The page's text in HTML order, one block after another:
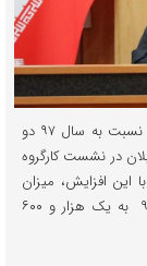
میزان سرمایه‌گذاری صنعتی در استان گیلان در سال ۹۸ نسبت به سال ۹۷ دو
در نشست کارگروه
این افزایش، میزان
سرمایه‌گذاری صنعتی از ۸۰۰ میلیارد تومان در سال ۹۷ به یک هزار و ۶۰۰